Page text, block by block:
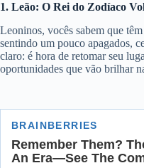
1. Leão: O Rei do Zodíaco
Leoninos, vocês sabem que
sentindo um pouco apagados,
claro: é hora de retomar seu
oportunidades que vão brilhar